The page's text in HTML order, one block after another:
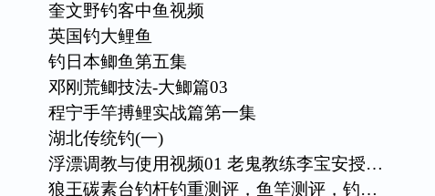
奎文野钓客中鱼视频
英国钓大鲤鱼
钓日本鲫鱼第五集
邓刚荒鲫技法-大鲫篇03
程宁手竿搏鲤实战篇第一集
湖北传统钓(一)
浮漂调教与使用视频01 老鬼教练李宝安授…
狼王碳素台钓杆钓重测评，鱼竿测评，钓…